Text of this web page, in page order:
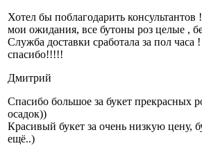
Хотел бы поблагодарить консультантов
мои ожидания, все бутоны роз целые ,
Служба доставки сработала за пол часа
спасибо!!!!!
Дмитрий
Спасибо большое за букет прекрасных
осадок))
Красивый букет за очень низкую цену,
ещё..)